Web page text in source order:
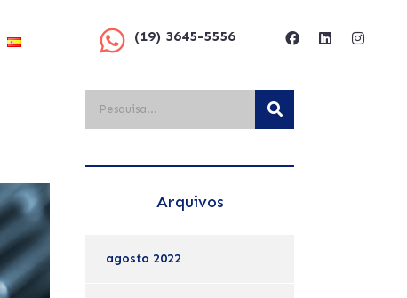
(19) 3645-5556
Arquivos
agosto 2022